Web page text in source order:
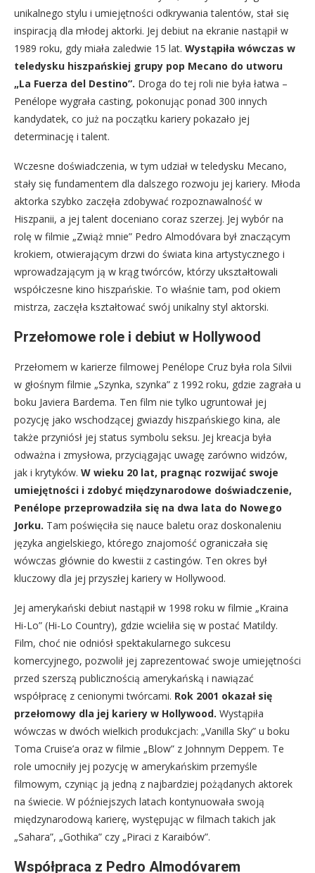
unikalnego stylu i umiejętności odkrywania talentów, stał się
inspiracją dla młodej aktorki. Jej debiut na ekranie nastąpił w
1989 roku, gdy miała zaledwie 15 lat. Wystąpiła wówczas w
teledysku hiszpańskiej grupy pop Mecano do utworu
„La Fuerza del Destino”. Droga do tej roli nie była łatwa –
Penélope wygrała casting, pokonując ponad 300 innych
kandydatek, co już na początku kariery pokazało jej
determinację i talent.
Wczesne doświadczenia, w tym udział w teledysku Mecano,
stały się fundamentem dla dalszego rozwoju jej kariery. Młoda
aktorka szybko zaczęła zdobywać rozpoznawalność w
Hiszpanii, a jej talent doceniano coraz szerzej. Jej wybór na
rolę w filmie „Zwiąż mnie” Pedro Almodóvara był znaczącym
krokiem, otwierającym drzwi do świata kina artystycznego i
wprowadzającym ją w krąg twórców, którzy ukształtowali
współczesne kino hiszpańskie. To właśnie tam, pod okiem
mistrza, zaczęła kształtować swój unikalny styl aktorski.
Przełomowe role i debiut w Hollywood
Przełomem w karierze filmowej Penélope Cruz była rola Silvii
w głośnym filmie „Szynka, szynka” z 1992 roku, gdzie zagrała u
boku Javiera Bardema. Ten film nie tylko ugruntował jej
pozycję jako wschodzącej gwiazdy hiszpańskiego kina, ale
także przyniósł jej status symbolu seksu. Jej kreacja była
odważna i zmysłowa, przyciągając uwagę zarówno widzów,
jak i krytyków. W wieku 20 lat, pragnąc rozwijać swoje
umiejętności i zdobyć międzynarodowe doświadczenie,
Penélope przeprowadziła się na dwa lata do Nowego
Jorku. Tam poświęciła się nauce baletu oraz doskonaleniu
języka angielskiego, którego znajomość ograniczała się
wówczas głównie do kwestii z castingów. Ten okres był
kluczowy dla jej przyszłej kariery w Hollywood.
Jej amerykański debiut nastąpił w 1998 roku w filmie „Kraina
Hi-Lo” (Hi-Lo Country), gdzie wcieliła się w postać Matildy.
Film, choć nie odniósł spektakularnego sukcesu
komercyjnego, pozwolił jej zaprezentować swoje umiejętności
przed szerszą publicznością amerykańską i nawiązać
współpracę z cenionymi twórcami. Rok 2001 okazał się
przełomowy dla jej kariery w Hollywood. Wystąpiła
wówczas w dwóch wielkich produkcjach: „Vanilla Sky” u boku
Toma Cruise’a oraz w filmie „Blow” z Johnnym Deppem. Te
role umocniły jej pozycję w amerykańskim przemyśle
filmowym, czyniąc ją jedną z najbardziej pożądanych aktorek
na świecie. W późniejszych latach kontynuowała swoją
międzynarodową karierę, występując w filmach takich jak
„Sahara”, „Gothika” czy „Piraci z Karaibów”.
Współpraca z Pedro Almodóvarem